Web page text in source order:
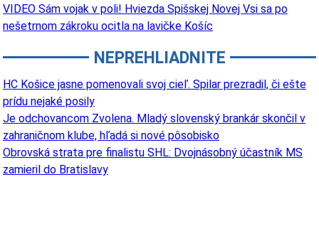
VIDEO Sám vojak v poli! Hviezda Spišskej Novej Vsi sa po
nešetrnom zákroku ocitla na lavičke Košíc
NEPREHLIADNITE
HC Košice jasne pomenovali svoj cieľ. Spilar prezradil, či ešte
prídu nejaké posily
Je odchovancom Zvolena. Mladý slovenský brankár skončil v
zahraničnom klube, hľadá si nové pôsobisko
Obrovská strata pre finalistu SHL: Dvojnásobný účastník MS
zamieril do Bratislavy